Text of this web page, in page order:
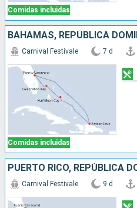
Comidas incluidas
Comidas incluidas
Carnival Festivale 7 d
Carnival Festivale 9 d